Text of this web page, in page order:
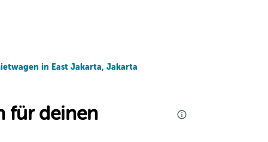
in East Jakarta, Jakarta
für deinen